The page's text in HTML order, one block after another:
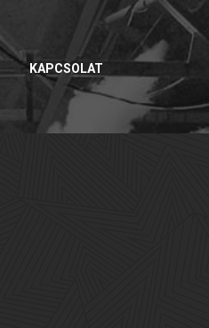
KAPCSOLAT
FELHASZNÁLÓ